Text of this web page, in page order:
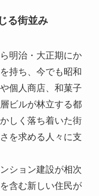
る街並み
明治・大正期にか
持ち、今でも昭和
個人商店、和菓子
ビルが林立する都
しく落ち着いた街
を求める人々に支
ション建設が相次
含む新しい住民が